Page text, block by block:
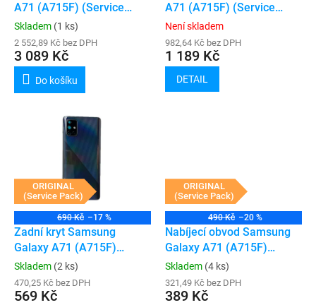
A71 (A715F) (Service
Pack) (Black)
Skladem (1 ks)
2 552,89 Kč bez DPH
3 089 Kč
Do košíku
A71 (A715F) (Service
Pack)
Není skladem
982,64 Kč bez DPH
1 189 Kč
DETAIL
ORIGINAL
(Service Pack)
690 Kč –17 %
Zadní kryt Samsung
Galaxy A71 (A715F)
(Service Pack) (Crush
Black)
Skladem (2 ks)
470,25 Kč bez DPH
569 Kč
ORIGINAL
(Service Pack)
490 Kč –20 %
Nabíjecí obvod Samsung
Galaxy A71 (A715F)
(Service Pack)
Skladem (4 ks)
321,49 Kč bez DPH
389 Kč